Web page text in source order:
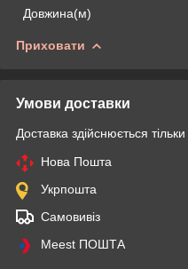
Довжина(м)
Приховати
Умови доставки
Доставка здійснюється
Нова Пошта
Укрпошта
Самовивіз
Meest ПОШТА